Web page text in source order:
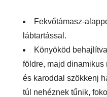
Fekvőtámasz-
lábtartással.
Könyököd
földre, majd dinamikus
és karoddal szökkenj
túl nehéznek tűnik,